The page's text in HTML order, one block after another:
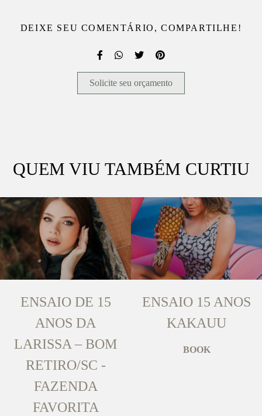
DEIXE SEU COMENTÁRIO, COMPARTILHE!
Solicite seu orçamento
QUEM VIU TAMBÉM CURTIU
ENSAIO DE 15
ANOS DA
LARISSA – BOM
RETIRO/SC -
FAZENDA
FAVORITA
ENSAIO 15 ANOS
KAKAUU
BOOK